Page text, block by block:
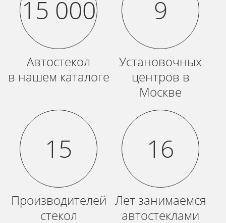
15 000
Автостекол
в нашем каталоге
9
Установочных
центров в
Москве
15
Производителей
стекол
16
Лет занимаемся
автостеклами